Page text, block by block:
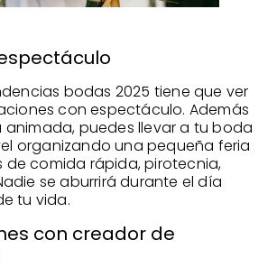
bodas 2025 tiene que ver
con espectáculo. Además
animada, puedes llevar a tu boda
organizando una pequeña feria
de comida rápida, pirotecnia,
se aburrirá durante el día
tu vida.
con creador de